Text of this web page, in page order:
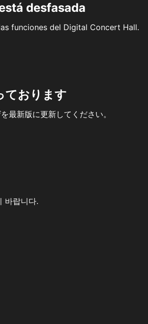
desfasada
funciones del Digital Concert Hall.
ております
最新版に更新してください。
바랍니다.